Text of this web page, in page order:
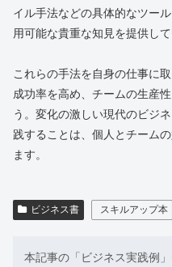
イル手法などの具体的なツー
用可能な貴重な知見を提供して
これらの手法を自身の仕事に
成功率を高め、チームの生産
う。変化の激しい現代のビジ
践することは、個人とチーム
ます。
ビジネス書 スキルアップ本
本記事の「ビジネス実践例